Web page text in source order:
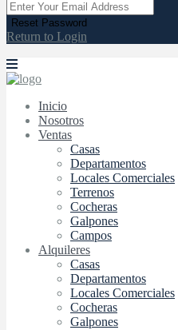
Reset Password
Return to Login
Inicio
Nosotros
Ventas
Casas
Departamentos
Locales Comerciales
Terrenos
Cocheras
Galpones
Campos
Alquileres
Casas
Departamentos
Locales Comerciales
Cocheras
Galpones